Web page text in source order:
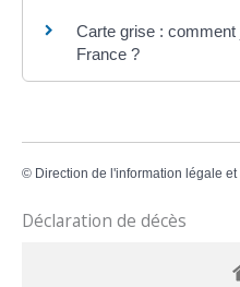
Carte grise :
France ?
© Direction de l'information légale
Déclaration de décès